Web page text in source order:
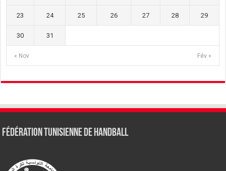
« Nov Fév »
23 24 25 26 27 28 29
30 31
Fédération tunisienne de Handball